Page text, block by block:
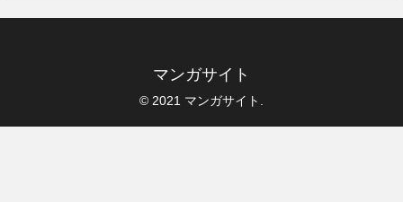
マンガサイト
© 2021 マンガサイト.